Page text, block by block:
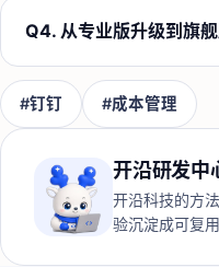
Q4. 从专业版升级到旗
#钉钉 #成本管理
开沿研发中
开沿科技的方
验沉淀成可复用